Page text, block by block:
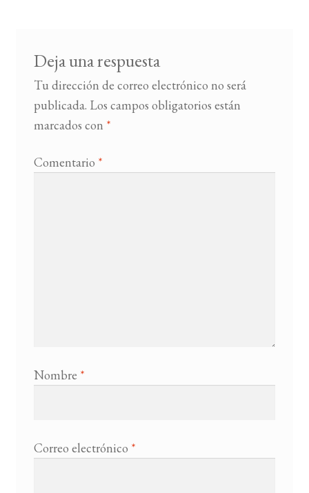
LISTA DE LIBROS
Deja una respuesta
Tu dirección de correo electrónico no será
publicada. Los campos obligatorios están
marcados con *
Comentario *
Nombre *
Correo electrónico *